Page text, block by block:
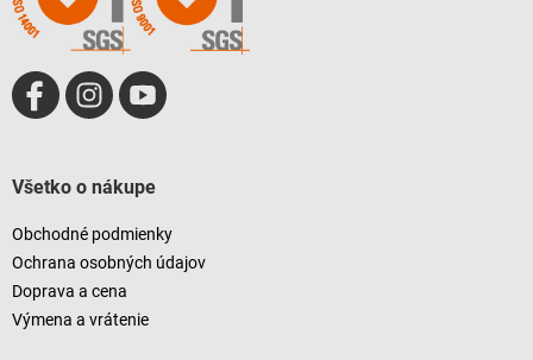
Všetko o nákupe
Obchodné podmienky
Ochrana osobných údajov
Doprava a cena
Výmena a vrátenie